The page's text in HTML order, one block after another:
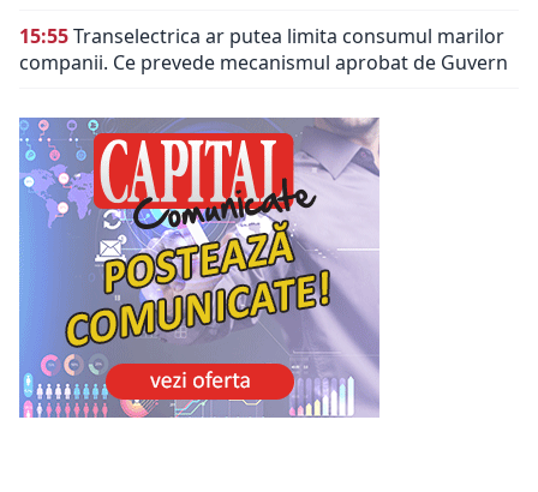
15:55Transelectrica ar putea limita consumul marilor
companii. Ce prevede mecanismul aprobat de Guvern